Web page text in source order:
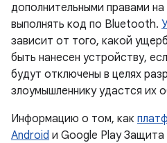
дополнительными правами
выполнять код по Bluetooth.
зависит от того, какой
быть нанесен устройству,
будут отключены в целях
злоумышленнику удастся их
Информацию о том, как
Android и Google Play